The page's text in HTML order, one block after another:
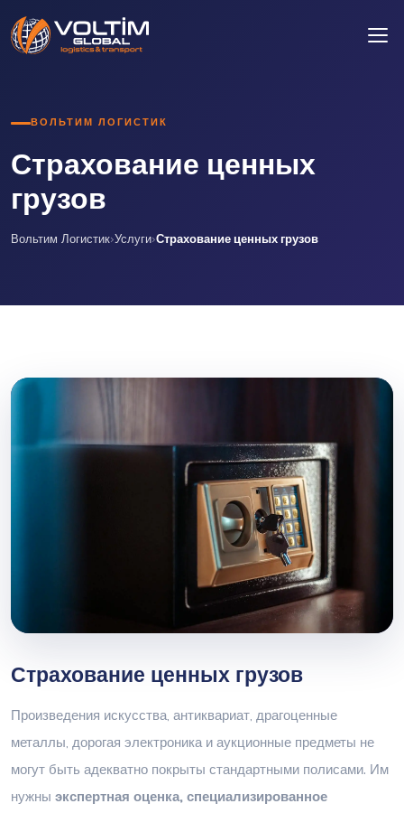
ВОЛЬТИМ ЛОГИСТИК
Страхование ценных
грузов
Вольтим Логистик›Услуги›Страхование ценных грузов
Страхование ценных грузов
Произведения искусства, антиквариат, драгоценные
металлы, дорогая электроника и аукционные предметы не
могут быть адекватно покрыты стандартными полисами. Им
нужны экспертная оценка, специализированное